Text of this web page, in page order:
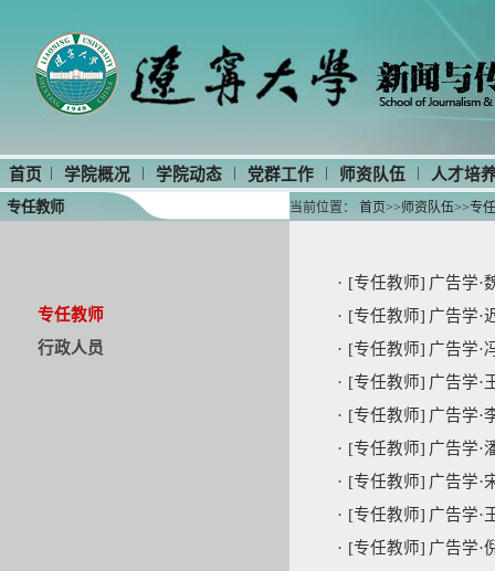
首页 | 学院概况 | 学院动态 | 党群工作 | 师资队伍 | 人才培
专任教师 当前位置： 首页>>师资队伍>>专
专任教师
行政人员
· [专任教师] 广告学·
· [专任教师] 广告学·
· [专任教师] 广告学·
· [专任教师] 广告学·
· [专任教师] 广告学·
· [专任教师] 广告学·
· [专任教师] 广告学·
· [专任教师] 广告学·
· [专任教师] 广告学·